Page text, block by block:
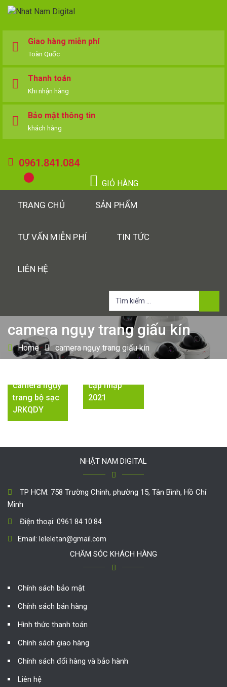
Giao hàng miễn phí
Toàn Quốc
Thanh toán
Khi nhận hàng
Bảo mật thông tin
khách hàng
0961.841.084
GIỎ HÀNG
TRANG CHỦ SẢN PHẨM
TƯ VẤN MIỄN PHÍ TIN TỨC
LIÊN HỆ
Tìm
cho:
camera ngụy trang giấu kín
Home camera ngụy trang giấu kín
camera ngụy
trang bộ sạc
JRKQDY
Top
quay
nhất
cập
Top 12
camera quay
cập nhập
2021
NHẬT NAM DIGITAL
TP HCM: 758 Trường Chinh, phường 15, Tân Bình, Hồ Chí
Minh
Điện thoại: 0961 84 10 84
Email: leleletan@gmail.com
CHĂM SÓC KHÁCH HÀNG
Chính sách bảo mật
Chính sách bán hàng
Hình thức thanh toán
Chính sách giao hàng
Chính sách đổi hàng và bảo hành
Liên hệ